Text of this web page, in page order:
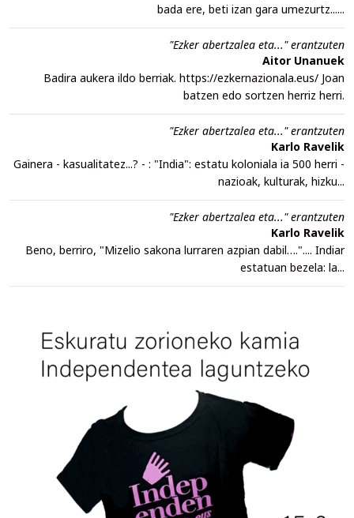
bada ere, beti izan gara umezurtz......
"Ezker abertzalea eta..." erantzuten
Aitor Unanuek
Badira aukera ildo berriak. https://ezkernazionala.eus/ Joan
batzen edo sortzen herriz herri.
"Ezker abertzalea eta..." erantzuten
Karlo Ravelik
Gainera - kasualitatez...? - : "India": estatu koloniala ia 500 herri -
nazioak, kulturak, hizku...
"Ezker abertzalea eta..." erantzuten
Karlo Ravelik
Beno, berriro, "Mizelio sakona lurraren azpian dabil….".... Indiar
estatuan bezela: la...